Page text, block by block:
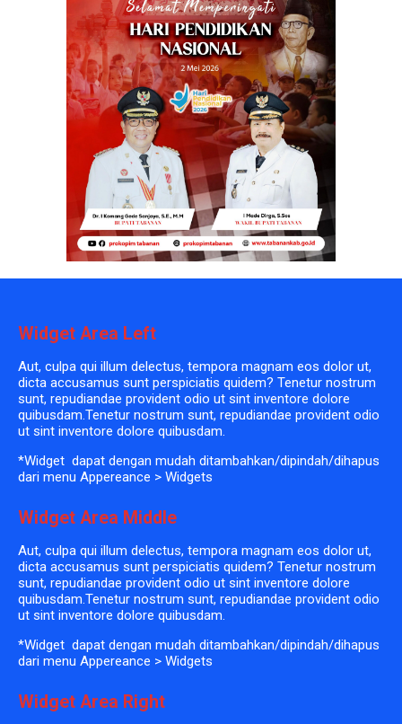
Widget Area Left
Aut, culpa qui illum delectus, tempora magnam eos dolor ut,
dicta accusamus sunt perspiciatis quidem? Tenetur nostrum
sunt, repudiandae provident odio ut sint inventore dolore
quibusdam.Tenetur nostrum sunt, repudiandae provident odio
ut sint inventore dolore quibusdam.
*Widget dapat dengan mudah ditambahkan/dipindah/dihapus
dari menu Appereance > Widgets
Widget Area Middle
Aut, culpa qui illum delectus, tempora magnam eos dolor ut,
dicta accusamus sunt perspiciatis quidem? Tenetur nostrum
sunt, repudiandae provident odio ut sint inventore dolore
quibusdam.Tenetur nostrum sunt, repudiandae provident odio
ut sint inventore dolore quibusdam.
*Widget dapat dengan mudah ditambahkan/dipindah/dihapus
dari menu Appereance > Widgets
Widget Area Right